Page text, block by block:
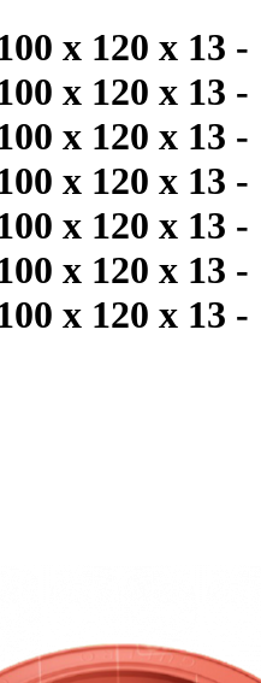
x 120 x 13 -
x 120 x 13 -
x 120 x 13 -
x 120 x 13 -
x 120 x 13 -
x 120 x 13 -
x 120 x 13 -